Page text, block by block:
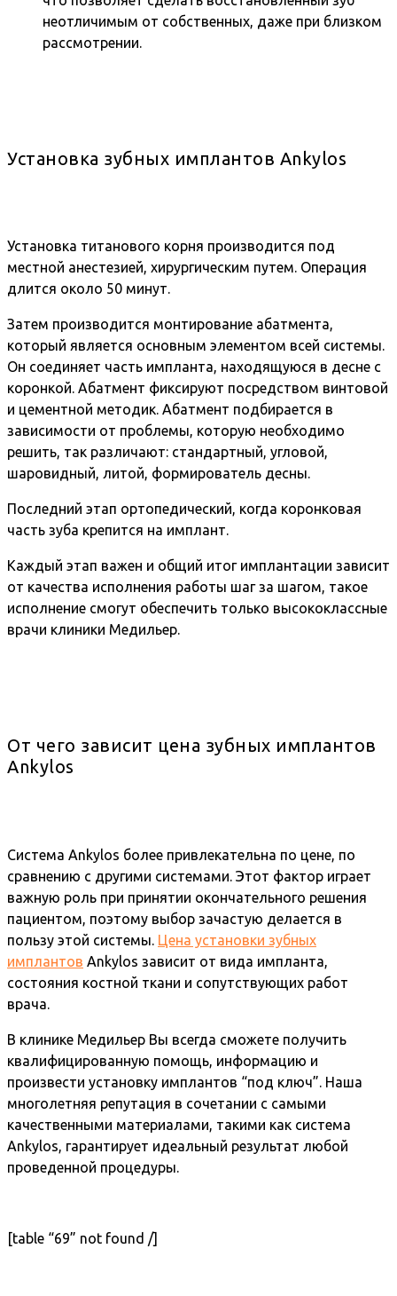
неотличимым от собственных, даже при близком
рассмотрении.
Установка зубных имплантов Ankylos
Установка титанового корня производится под
местной анестезией, хирургическим путем. Операция
длится около 50 минут.
Затем производится монтирование абатмента,
который является основным элементом всей системы.
Он соединяет часть импланта, находящуюся в десне с
коронкой. Абатмент фиксируют посредством винтовой
и цементной методик. Абатмент подбирается в
зависимости от проблемы, которую необходимо
решить, так различают: стандартный, угловой,
шаровидный, литой, формирователь десны.
Последний этап ортопедический, когда коронковая
часть зуба крепится на имплант.
Каждый этап важен и общий итог имплантации зависит
от качества исполнения работы шаг за шагом, такое
исполнение смогут обеспечить только высококлассные
врачи клиники Медильер.
От чего зависит цена зубных имплантов
Ankylos
Система Ankylos более привлекательна по цене, по
сравнению с другими системами. Этот фактор играет
важную роль при принятии окончательного решения
пациентом, поэтому выбор зачастую делается в
пользу этой системы. Цена установки зубных
имплантов Ankylos зависит от вида импланта,
состояния костной ткани и сопутствующих работ
врача.
В клинике Медильер Вы всегда сможете получить
квалифицированную помощь, информацию и
произвести установку имплантов “под ключ”. Наша
многолетняя репутация в сочетании с самыми
качественными материалами, такими как система
Ankylos, гарантирует идеальный результат любой
проведенной процедуры.
[table “69” not found /]